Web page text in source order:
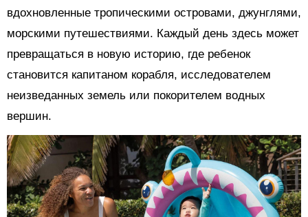
вдохновленные тропическими островами, джунглями,
морскими путешествиями. Каждый день здесь может
превращаться в новую историю, где ребенок
становится капитаном корабля, исследователем
неизведанных земель или покорителем водных
вершин.